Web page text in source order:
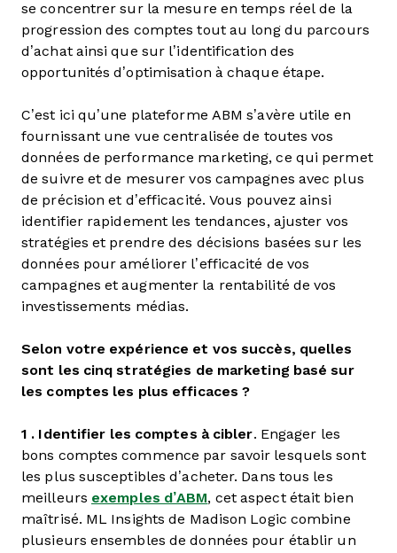
se concentrer sur la mesure en temps réel de la
progression des comptes tout au long du parcours
d’achat ainsi que sur l’identification des
opportunités d’optimisation à chaque étape.
C’est ici qu’une plateforme ABM s’avère utile en
fournissant une vue centralisée de toutes vos
données de performance marketing, ce qui permet
de suivre et de mesurer vos campagnes avec plus
de précision et d’efficacité. Vous pouvez ainsi
identifier rapidement les tendances, ajuster vos
stratégies et prendre des décisions basées sur les
données pour améliorer l’efficacité de vos
campagnes et augmenter la rentabilité de vos
investissements médias.
Selon votre expérience et vos succès, quelles
sont les cinq stratégies de marketing basé sur
les comptes les plus efficaces ?
1 . Identifier les comptes à cibler. Engager les
bons comptes commence par savoir lesquels sont
les plus susceptibles d’acheter. Dans tous les
meilleurs exemples d’ABM, cet aspect était bien
maîtrisé. ML Insights de Madison Logic combine
plusieurs ensembles de données pour établir un